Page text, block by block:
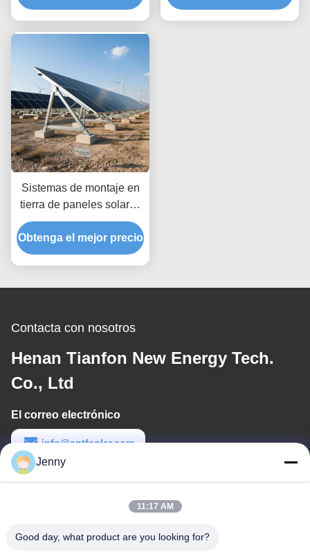
proporcionan una
personalizados y anclaje
en tierra seguro
de viento de hasta 80 m
Sistemas de montaje en
tierra de paneles solares
comerciales Carga del
viento de hasta 80 m s
Diseñado para una
viento y fácil instalación
Obtenga el mejor precio
Contacta con nosotros
Henan Tianfon New Energy Tech.
Co., Ltd
El correo electrónico
info@cntfsolar.com
Tiempo de trabajo
Jenny
11:17 AM
Good day, what product are you looking for?